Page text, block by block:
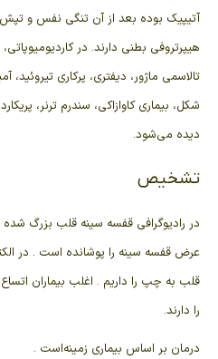
آتیپیک بوده بعد از آن تنگی نفس و
هیپرتروفی بطنی دارند. درکاردیومیوپاتی،
تالاسمی ماژور، دیفتری، پرکاری تیروئید،
شکل، بیماری کاوازاکی، سندرم ترنر،
دیده می‌شود.
تشخیص
در رادیوگرافی قفسه سینه قلب بزرگ شده
عرض قفسه سینه را پوشانده است . در
قلب به چپ را داریم . اغلب بیماران
را دارند.
درمان بر اساس بیماری زمینه‌است .